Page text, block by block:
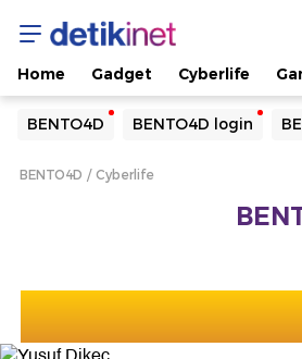
Home Gadget Cyberlife
BENTO4D BENTO4D login
Yang sedang ramai dicari
Loading...
BENTO4D Cyberlife